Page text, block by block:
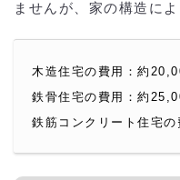
ませんが、家の構造に
木造住宅の費用：約
鉄骨住宅の費用：約
鉄筋コンクリート住宅